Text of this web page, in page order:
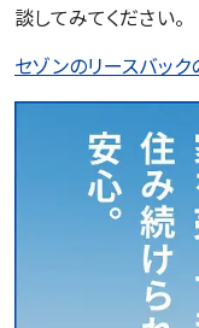
談してみてください。
セゾンのリースバッ